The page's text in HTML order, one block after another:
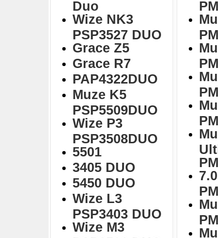
Duo
Wize NK3
PSP3527 DUO
Grace Z5
Grace R7
PAP4322DUO
Muze K5
PSP5509DUO
Wize P3
PSP3508DUO
5501
3405 DUO
5450 DUO
Wize L3
PSP3403 DUO
Wize M3